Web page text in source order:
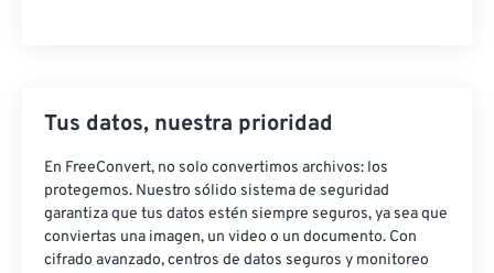
Tus datos, nuestra prioridad
En FreeConvert, no solo convertimos archivos: los
protegemos. Nuestro sólido sistema de seguridad
garantiza que tus datos estén siempre seguros, ya sea que
conviertas una imagen, un video o un documento. Con
cifrado avanzado, centros de datos seguros y monitoreo